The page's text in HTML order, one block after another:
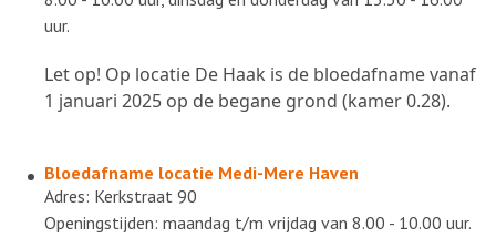
uur.
Let op! Op locatie De Haak is de bloedafname vanaf
1 januari 2025 op de begane grond (kamer 0.28).
Bloedafname locatie Medi-Mere Haven
Adres: Kerkstraat 90
Openingstijden: maandag t/m vrijdag van 8.00 - 10.00 uur.